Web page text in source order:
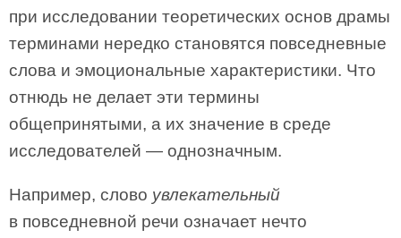
при исследовании теоретических основ драмы
терминами нередко становятся повседневные
слова и эмоциональные характеристики. Что
отнюдь не делает эти термины
общепринятыми, а их значение в среде
исследователей — однозначным.
Например, слово увлекательный
в повседневной речи означает нечто